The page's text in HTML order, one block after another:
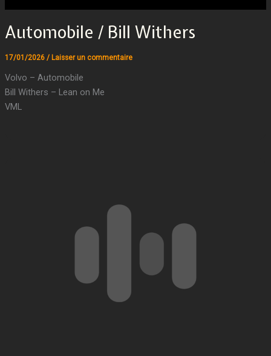
Automobile / Bill Withers
17/01/2026 / Laisser un commentaire
Volvo – Automobile
Bill Withers – Lean on Me
VML